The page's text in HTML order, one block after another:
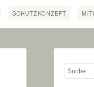
SCHUTZKONZEPT